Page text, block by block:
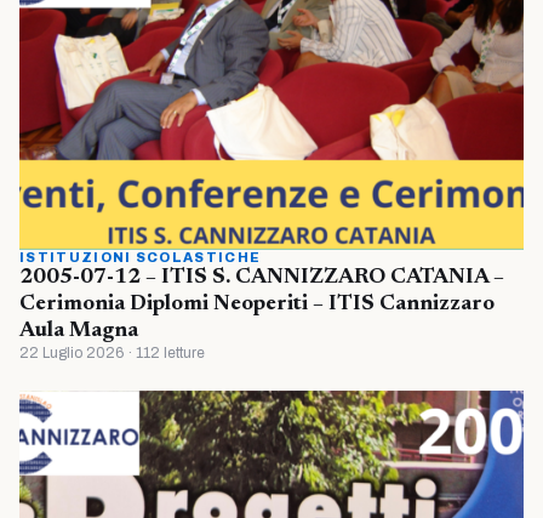
ISTITUZIONI SCOLASTICHE
2005-07-12 – ITIS S. CANNIZZARO CATANIA –
Cerimonia Diplomi Neoperiti – ITIS Cannizzaro
Aula Magna
22 Luglio 2026 · 112 letture